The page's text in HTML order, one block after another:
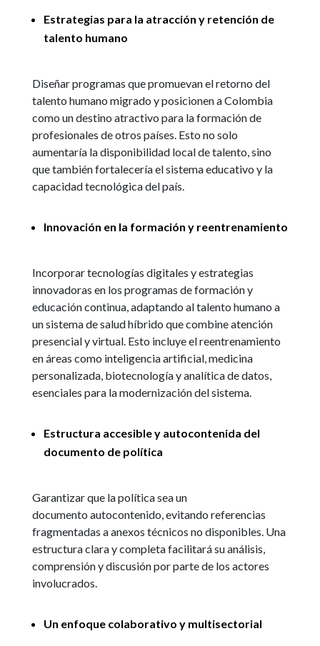
Estrategias para la atracción y retención de
talento humano
Diseñar programas que promuevan el retorno del
talento humano migrado y posicionen a Colombia
como un destino atractivo para la formación de
profesionales de otros países. Esto no solo
aumentaría la disponibilidad local de talento, sino
que también fortalecería el sistema educativo y la
capacidad tecnológica del país.
Innovación en la formación y reentrenamiento
Incorporar tecnologías digitales y estrategias
innovadoras en los programas de formación y
educación continua, adaptando al talento humano a
un sistema de salud híbrido que combine atención
presencial y virtual. Esto incluye el reentrenamiento
en áreas como inteligencia artificial, medicina
personalizada, biotecnología y analítica de datos,
esenciales para la modernización del sistema.
Estructura accesible y autocontenida del
documento de política
Garantizar que la política sea un
documento autocontenido, evitando referencias
fragmentadas a anexos técnicos no disponibles. Una
estructura clara y completa facilitará su análisis,
comprensión y discusión por parte de los actores
involucrados.
Un enfoque colaborativo y multisectorial